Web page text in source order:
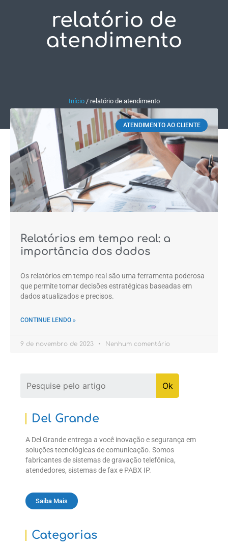
relatório de
atendimento
Início/ relatório de atendimento
ATENDIMENTO AO CLIENTE
Relatórios em tempo real: a
importância dos dados
Os relatórios em tempo real são uma ferramenta poderosa
que permite tomar decisões estratégicas baseadas em
dados atualizados e precisos.
CONTINUE LENDO »
9 de novembro de 2023 Nenhum comentário
Del Grande
A Del Grande entrega a você inovação e segurança em
soluções tecnológicas de comunicação. Somos
fabricantes de sistemas de gravação telefônica,
atendedores, sistemas de fax e PABX IP.
Saiba Mais
Categorias